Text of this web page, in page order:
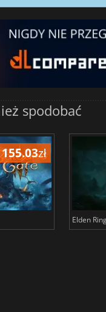
spodobać
155.03zł
Elden